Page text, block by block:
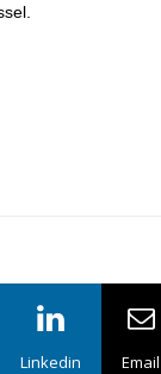
Linkedin Email